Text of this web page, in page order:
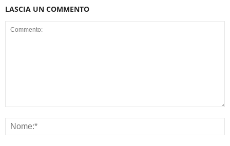
LASCIA UN COMMENTO